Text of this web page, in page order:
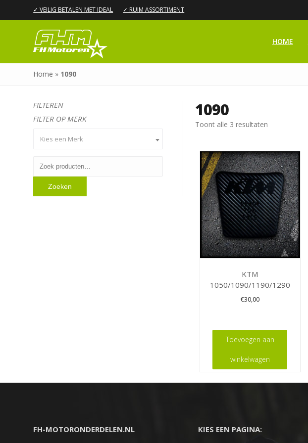
✓ VEILIG BETALEN MET IDEAL ✓ RUIM ASSORTIMENT
HOME
Home » 1090
FILTEREN
FILTER OP MERK
Kies een Merk
Zoeken
naar:
Zoeken
1090
Toont alle 3 resultaten
KTM
1050/1090/1190/1290
€30,00
Toevoegen aan
winkelwagen
FH-MOTORONDERDELEN.NL KIES EEN PAGINA: